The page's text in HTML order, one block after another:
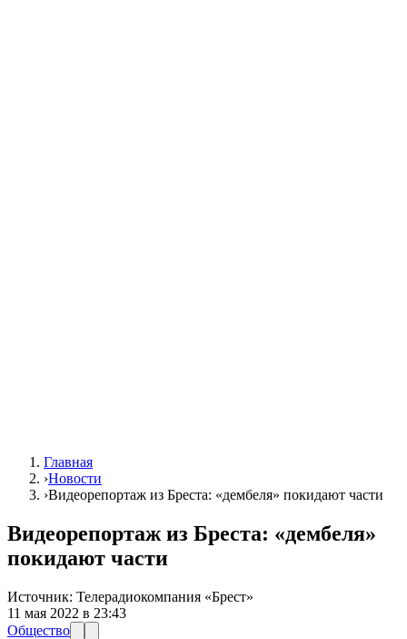
Главная
›Новости
›Видеорепортаж из Бреста: «дембеля» покидают части
Видеорепортаж из Бреста: «дембеля»
покидают части
Источник: Телерадиокомпания «Брест»
11 мая 2022 в 23:43
Общество